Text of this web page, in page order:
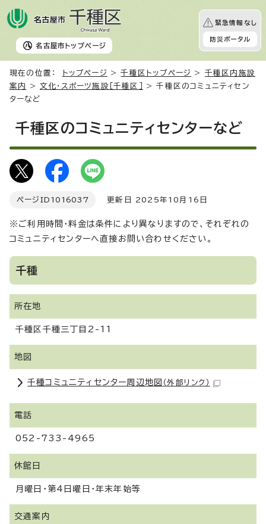
名古屋市 トップページ
緊急情報なし
防災ポータル
現在の位置： トップページ >千種区トップページ > 千種区内施設
案内
>文化・スポーツ施設［千種区］
> 千種区のコミュニティセン
ターなど
千種区のコミュニティセンターなど
ページID 1016037 更新日 2025年10月16日
※ご利用時間・料金は条件により異なりますので、それぞれの
コミュニティセンターへ直接お問い合わせください。
千種
所在地
千種区千種三丁目2-11
地図
千種コミュニティセンター周辺地図 （外部リンク）
電話
052-733-4965
休館日
月曜日・第4日曜日・年末年始等
交通案内